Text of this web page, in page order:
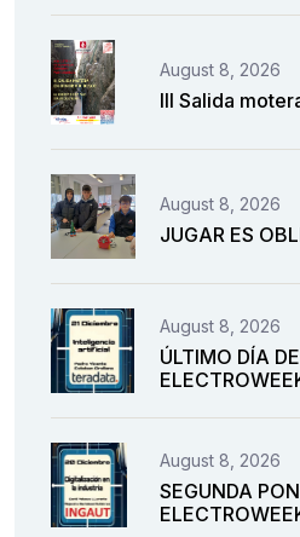
August 8, 2026
III Salida
August 8, 2026
JUGAR ES
August 8, 2026
ÚLTIMO DÍA DE
August 8, 2026
SEGUNDA